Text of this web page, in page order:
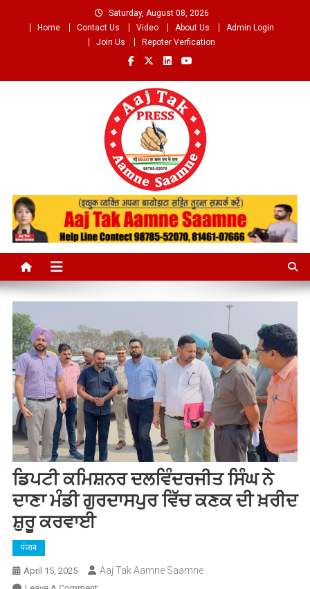
Saturday, August 08, 2026
Home
Contact Us Video About Us
Admin Login
Join Us
Repoter Verfication
Aaj Tak Aamne Saamne.com
ਡਿਪਟੀ ਕਮਿਸ਼ਨਰ ਦਲਵਿੰਦਰਜੀਤ ਸਿੰਘ ਨੇ
ਦਾਣਾ ਮੰਡੀ ਗੁਰਦਾਸਪੁਰ ਵਿੱਚ ਕਣਕ ਦੀ ਖ਼ਰੀਦ
ਸ਼ੁਰੂ ਕਰਵਾਈ
पंजाब
April 15, 2025 Aaj Tak Aamne Saamne